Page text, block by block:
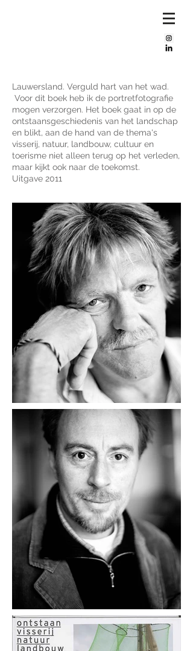
Lauwersland. Verguld hart van het wad.
Voor dit boek heb ik de portretfotografie
mogen verzorgen. Het boek gaat in op de
ontstaansgeschiedenis van het landschap
en blikt, aan de hand van de thema's
visserij, natuur, landbouw, cultuur en
toerisme niet alleen terug op het verleden,
maar kijkt ook naar de toekomst.
Uitgave 2011